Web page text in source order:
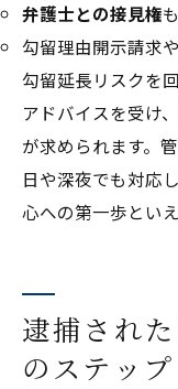
弁護士との接見権
勾留理由開示請求
勾留延長リスクを
アドバイスを受け
が求められます。
日や深夜でも対応
心への第一歩といえ
逮捕され
のステップ